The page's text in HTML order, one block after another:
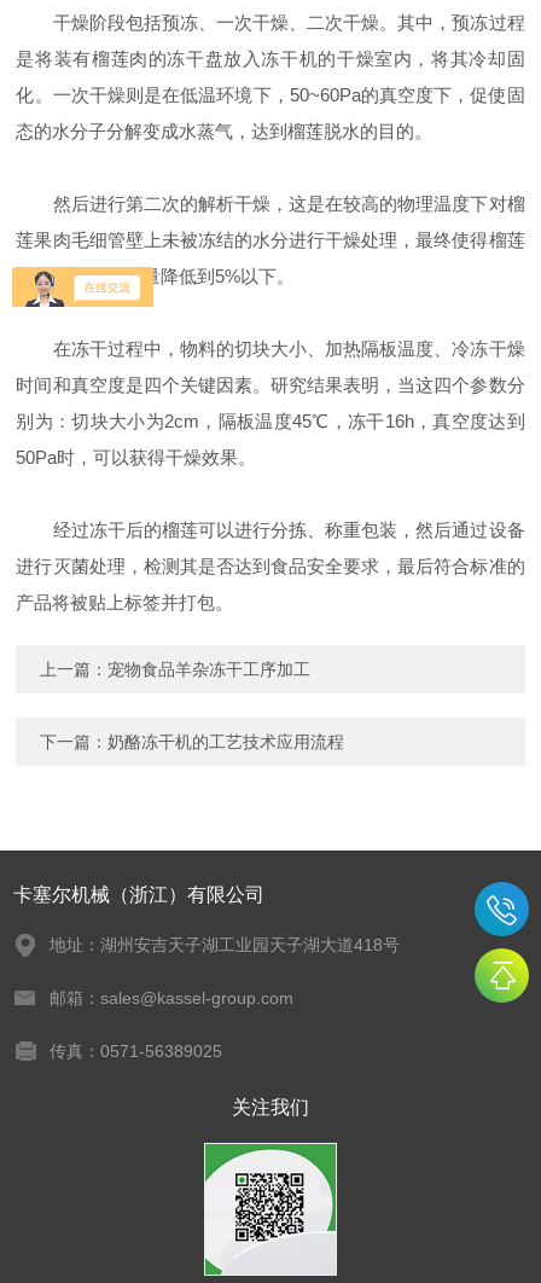
干燥阶段包括预冻、一次干燥、二次干燥。其中，预冻过程
是将装有榴莲肉的冻干盘放入冻干机的干燥室内，将其冷却固
化。一次干燥则是在低温环境下，50~60Pa的真空度下，促使固
态的水分子分解变成水蒸气，达到榴莲脱水的目的。
然后进行第二次的解析干燥，这是在较高的物理温度下对榴
莲果肉毛细管壁上未被冻结的水分进行干燥处理，最终使得榴莲
果肉中的水分含量降低到5%以下。
在冻干过程中，物料的切块大小、加热隔板温度、冷冻干燥
时间和真空度是四个关键因素。研究结果表明，当这四个参数分
别为：切块大小为2cm，隔板温度45℃，冻干16h，真空度达到
50Pa时，可以获得干燥效果。
经过冻干后的榴莲可以进行分拣、称重包装，然后通过设备
进行灭菌处理，检测其是否达到食品安全要求，最后符合标准的
产品将被贴上标签并打包。
上一篇： 宠物食品羊杂冻干工序加工
下一篇：奶酪冻干机的工艺技术应用流程
卡塞尔机械（浙江）有限公司
地址：湖州安吉天子湖工业园天子湖大道418号
邮箱：sales@kassel-group.com
传真：0571-56389025
关注我们